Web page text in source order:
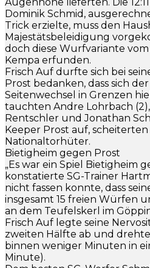
Dominik Schmid,
Trick erzielte, muss den
Majestätsbeleidigung
doch diese Wurfvariante
Kempa erfunden.
Frisch Auf durfte sich bei
Prost bedanken, dass sich
Seitenwechsel in Grenzen
tauchten Andre Lohrbach
Rentschler und Jonathan
Keeper Prost auf,
Nationaltorhüter.
Bietigheim gegen Prost
„Es war ein Spiel Bietigheim
konstatierte SG-Trainer
nicht fassen konnte, dass
insgesamt 15 freien Würfen
an dem Teufelskerl im
Frisch Auf legte seine
zweiten Hälfte ab und
binnen weniger Minuten in
Minute).